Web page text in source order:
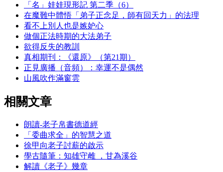
「名」娃娃現形記 第二季（6）
在魔難中體悟「弟子正念足，師有回天力」的法理
看不上別人也是嫉妒心
做個正法時期的大法弟子
欲得反失的教訓
真相期刊：《還原》（第21期）
正見廣播（音頻）：幸運不是偶然
山風吹作滿窗雲
相關文章
朗讀-老子帛書德道經
「委曲求全」的智慧之道
徐甲向老子討薪的啟示
學古隨筆：知雄守雌 ，甘為溪谷
解讀《老子》幾章